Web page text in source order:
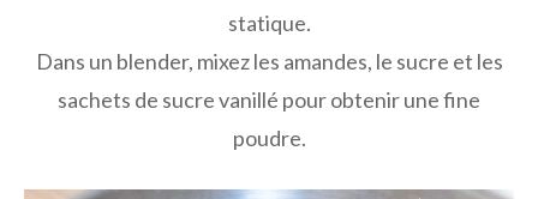
statique.
Dans un blender, mixez les amandes, le sucre et les
sachets de sucre vanillé pour obtenir une fine
poudre.